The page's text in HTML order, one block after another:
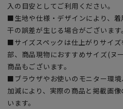
入の目安としてご利用ください。
■生地や仕様・デザインにより、
干の誤差が生じる場合がございます
■サイズスペックは仕上がりサイ
部、商品現物におすすめサイズ(ヌ
商品もございます。
■ブラウザやお使いのモニター環
加減により、実際の商品と掲載画
います。